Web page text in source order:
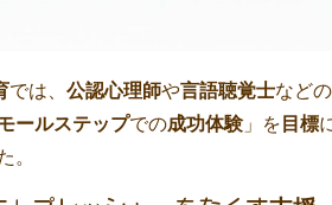
では、 公認心理師や言語聴覚士などの
ールステップでの成功体験」を 目標
。